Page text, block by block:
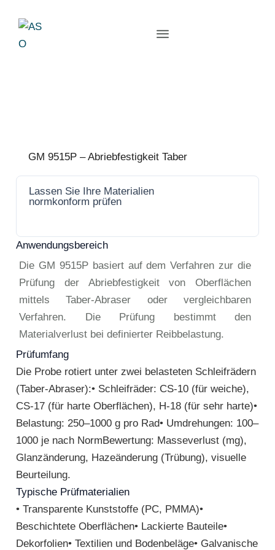
GM 9515P – Abriebfestigkeit Taber
Lassen Sie Ihre Materialien
normkonform prüfen
Anwendungsbereich
Die GM 9515P basiert auf dem Verfahren zur die
Prüfung der Abriebfestigkeit von Oberflächen
mittels Taber-Abraser oder vergleichbaren
Verfahren. Die Prüfung bestimmt den
Materialverlust bei definierter Reibbelastung.
Prüfumfang
Die Probe rotiert unter zwei belasteten Schleifrädern
(Taber-Abraser):• Schleifräder: CS-10 (für weiche),
CS-17 (für harte Oberflächen), H-18 (für sehr harte)•
Belastung: 250–1000 g pro Rad• Umdrehungen: 100–
1000 je nach NormBewertung: Masseverlust (mg),
Glanzänderung, Hazeänderung (Trübung), visuelle
Beurteilung.
Typische Prüfmaterialien
• Transparente Kunststoffe (PC, PMMA)•
Beschichtete Oberflächen• Lackierte Bauteile•
Dekorfolien• Textilien und Bodenbeläge• Galvanische